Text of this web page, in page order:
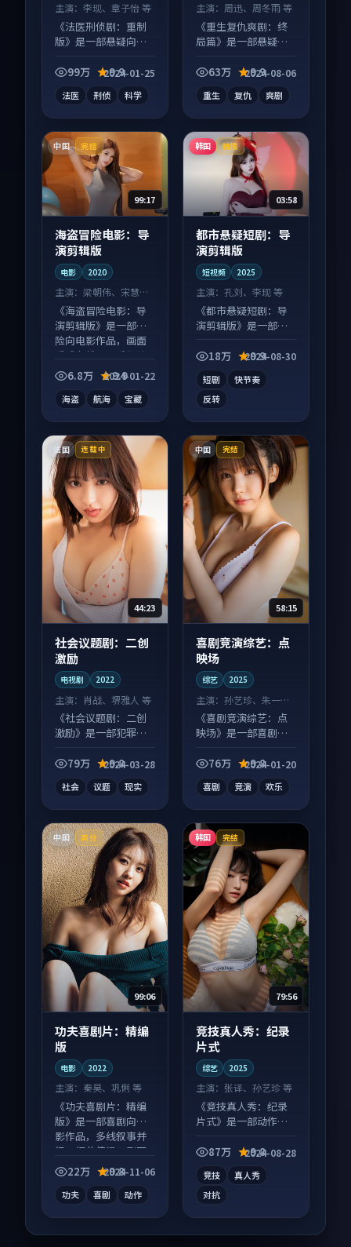
主演： 李现、章子怡 等
《法医刑侦剧：重制
版》是一部悬疑向电
度高，适合配弹幕观
99万 9.9
2024-01-25
法医 刑侦 科学
主演： 周迅、周冬雨 等
《重生复仇爽剧：终
局篇》是一部悬疑向
论度高，适合配弹幕
63万 9.9
2024-08-06
重生 复仇 爽剧
中国 完结
99:17
海盗冒险电影：导
演剪辑版
电影 2020
主演： 梁朝伟、宋慧乔
等
《海盗冒险电影：导
演剪辑版》是一部冒
险向电影作品，画面
质感在线，配乐与镜
头配合度高。
6.8万 9.9
2024-01-22
海盗 航海 宝藏
韩国 独播
03:58
都市悬疑短剧：导
演剪辑版
短视频 2025
主演：孔刘、李现 等
《都市悬疑短剧：导
演剪辑版》是一部悬
人物成长为内核，情
18万 9.9
2024-08-30
短剧
快节奏
反转
法国 连载中
44:23
社会议题剧：二创
激励
电视剧 2022
主演： 肖战、堺雅人 等
《社会议题剧：二创
激励》是一部犯罪向
成长为内核，情感戏
79万 9.8
2024-03-28
社会 议题 现实
中国 完结
58:15
喜剧竞演综艺：点
映场
综艺 2025
主演：孙艺珍、朱一龙
等
《喜剧竞演综艺：点
映场》是一部喜剧向
信息量大，适合沉浸
76万 9.8
2024-01-20
喜剧 竞演 欢乐
中国 高分
99:06
功夫喜剧片：精编
版
电影 2022
主演： 秦昊、巩俐 等
《功夫喜剧片：精编
版》是一部喜剧向电
影作品，多线叙事并
行，细节值得二刷回
味。22万 9.8
2024-11-06
功夫 喜剧 动作
韩国 完结
79:56
竞技真人秀：纪录
片式
综艺 2025
主演： 张译、孙艺珍 等
《竞技真人秀：纪录
片式》是一部动作向
层层推进，尾声常有
87万 9.8
2024-08-28
竞技
真人秀
对抗